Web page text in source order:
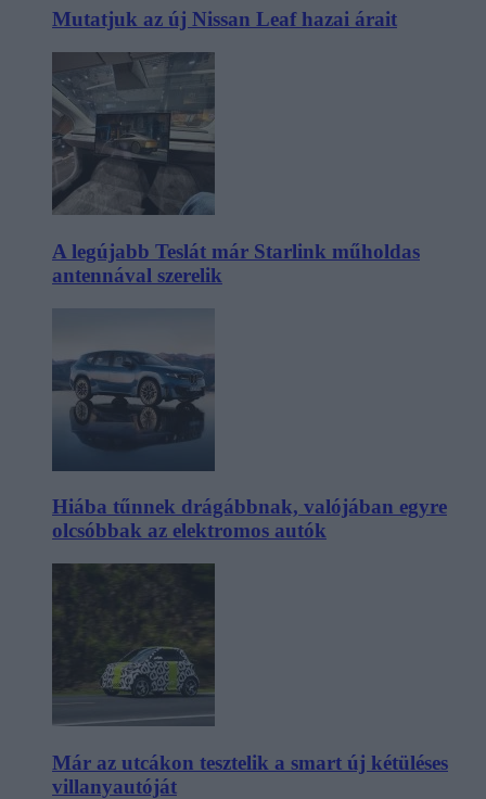
Mutatjuk az új Nissan Leaf hazai árait
A legújabb Teslát már Starlink műholdas
antennával szerelik
Hiába tűnnek drágábbnak, valójában egyre
olcsóbbak az elektromos autók
Már az utcákon tesztelik a smart új kétüléses
villanyautóját